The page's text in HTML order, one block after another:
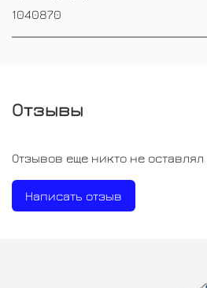
1040870
Отзывы
Отзывов еще никто не оставлял
Написать отзыв